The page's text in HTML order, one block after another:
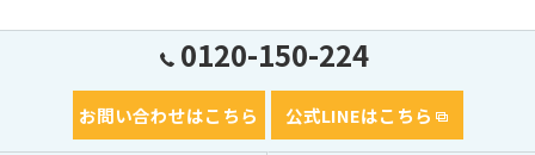
0120-150-224
お問い合わせはこちら 公式LINEはこちら